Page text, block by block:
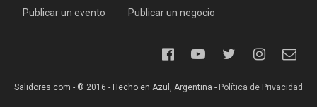
Publicar un evento Publicar un negocio
Salidores.com - ® 2016 - Hecho en Azul, Argentina - Política de Privacidad